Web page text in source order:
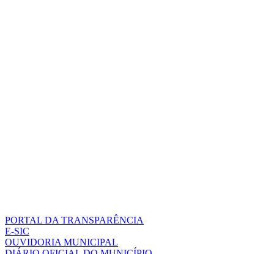
PORTAL DA TRANSPARÊNCIA
E-SIC
OUVIDORIA MUNICIPAL